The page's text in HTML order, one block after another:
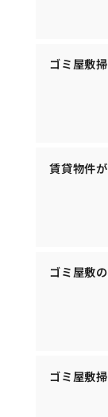
ゴミ屋敷
賃貸物件
ゴミ屋敷
ゴミ屋敷